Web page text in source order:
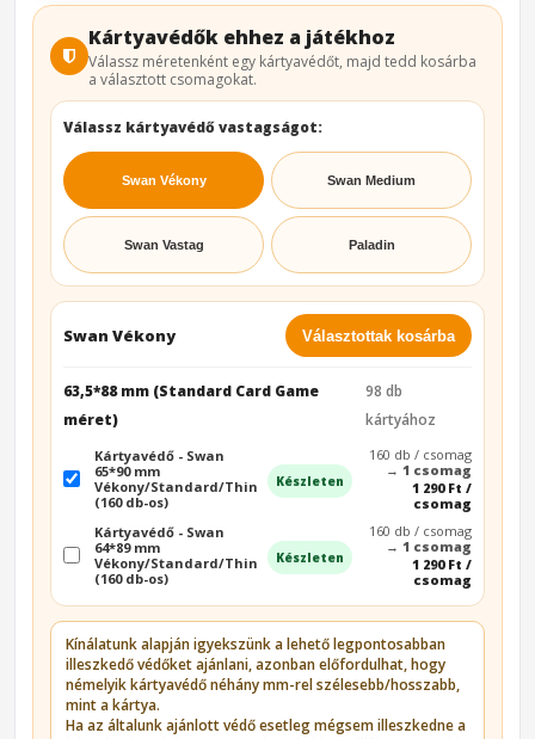
Kártyavédők ehhez a játékhoz
Válassz méretenként egy kártyavédőt, majd tedd kosárba
a választott csomagokat.
Válassz kártyavédő vastagságot:
Swan Vékony Swan Medium
Swan Vastag Paladin
Swan Vékony Választottak kosárba
63,5*88 mm (Standard Card Game
méret)
98 db
kártyához
Kártyavédő - Swan
65*90 mm
Vékony/Standard/Thin
(160 db-os)
Készleten
160 db / csomag
→ 1 csomag
1 290 Ft /
csomag
Kártyavédő - Swan
64*89 mm
Vékony/Standard/Thin
(160 db-os)
Készleten
160 db / csomag
→ 1 csomag
1 290 Ft /
csomag
Kínálatunk alapján igyekszünk a lehető legpontosabban
illeszkedő védőket ajánlani, azonban előfordulhat, hogy
némelyik kártyavédő néhány mm-rel szélesebb/hosszabb,
mint a kártya.
Ha az általunk ajánlott védő esetleg mégsem illeszkedne a